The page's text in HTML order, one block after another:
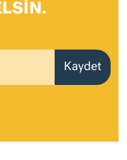
Kaydet